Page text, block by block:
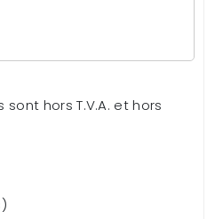
hors T.V.A. et hors